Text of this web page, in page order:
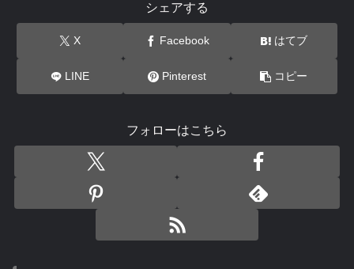
シェアする
X Facebook はてブ
LINE Pinterest コピー
フォローはこちら